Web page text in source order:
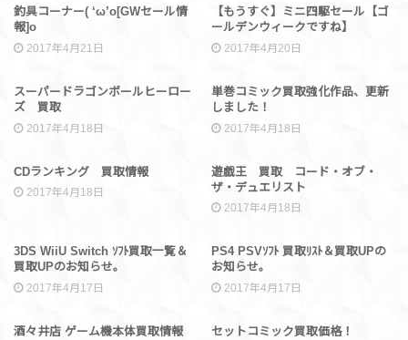
イベント情報
釣具コーナー( ‘ω’o[GWセール情
報]o
2017年4月21日
SALE
【もうすぐ】ミニ四駆セール【ゴ
ールデンウィークですね】
2017年4月20日
買取情報
スーパードラゴンボールヒーロー
ズ 買取
2017年4月18日
買取情報
単巻コミック買取強化作品、更新
しました！
2017年4月18日
CDランキング 買取情報
2017年4月18日
買取情報
遊戯王 買取 コード・オブ・
ザ・デュエリスト
2017年4月18日
買取情報
3DS WiiU Switch ｿﾌﾄ買取一覧＆
買取UPのお知らせ。
2017年4月17日
買取情報
PS4 PSVｿﾌﾄ 買取ﾘｽﾄ＆買取UPの
お知らせ。
2017年4月17日
買取情報
酒々井店 ゲーム機本体買取情報 買取情報
セットコミック買取価格！